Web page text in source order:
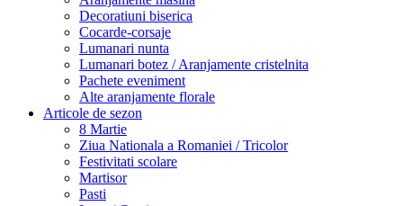
Decoratiuni biserica
Cocarde-corsaje
Lumanari nunta
Lumanari botez / Aranjamente cristelnita
Pachete eveniment
Alte aranjamente florale
Articole de sezon
8 Martie
Ziua Nationala a Romaniei / Tricolor
Festivitati scolare
Martisor
Pasti